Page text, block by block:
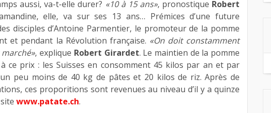
aussi, va-t-elle durer? «10 à 15 ans», pronostique Robert
elle, va sur ses 13 ans… Prémices d’une future
disciples d’Antoine Parmentier, le promoteur de la pomme
et pendant la Révolution française. «On doit constamment
marché», explique Robert Girardet. Le maintien de la pomme
ce prix : les Suisses en consomment 45 kilos par an et par
peu moins de 40 kg de pâtes et 20 kilos de riz. Après de
ces proporitions sont revenues au niveau d’il y a quinze
www.patate.ch.